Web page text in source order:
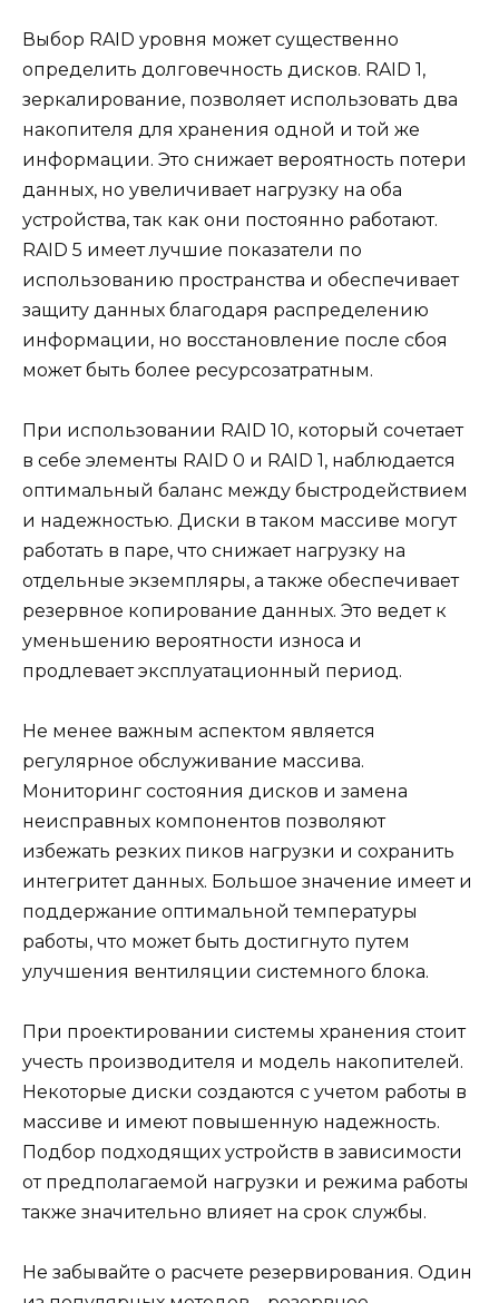
Выбор RAID уровня может существенно
определить долговечность дисков. RAID 1,
зеркалирование, позволяет использовать два
накопителя для хранения одной и той же
информации. Это снижает вероятность потери
данных, но увеличивает нагрузку на оба
устройства, так как они постоянно работают.
RAID 5 имеет лучшие показатели по
использованию пространства и обеспечивает
защиту данных благодаря распределению
информации, но восстановление после сбоя
может быть более ресурсозатратным.
При использовании RAID 10, который сочетает
в себе элементы RAID 0 и RAID 1, наблюдается
оптимальный баланс между быстродействием
и надежностью. Диски в таком массиве могут
работать в паре, что снижает нагрузку на
отдельные экземпляры, а также обеспечивает
резервное копирование данных. Это ведет к
уменьшению вероятности износа и
продлевает эксплуатационный период.
Не менее важным аспектом является
регулярное обслуживание массива.
Мониторинг состояния дисков и замена
неисправных компонентов позволяют
избежать резких пиков нагрузки и сохранить
интегритет данных. Большое значение имеет и
поддержание оптимальной температуры
работы, что может быть достигнуто путем
улучшения вентиляции системного блока.
При проектировании системы хранения стоит
учесть производителя и модель накопителей.
Некоторые диски создаются с учетом работы в
массиве и имеют повышенную надежность.
Подбор подходящих устройств в зависимости
от предполагаемой нагрузки и режима работы
также значительно влияет на срок службы.
Не забывайте о расчете резервирования. Один